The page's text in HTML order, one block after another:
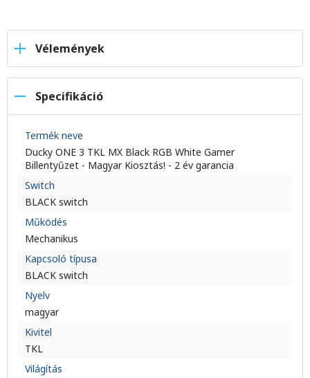
Vélemények
Specifikáció
Termék neve
Ducky ONE 3 TKL MX Black RGB White Gamer
Billentyűzet - Magyar Kiosztás! - 2 év garancia
Switch
BLACK switch
Működés
Mechanikus
Kapcsoló típusa
BLACK switch
Nyelv
magyar
Kivitel
TKL
Világítás